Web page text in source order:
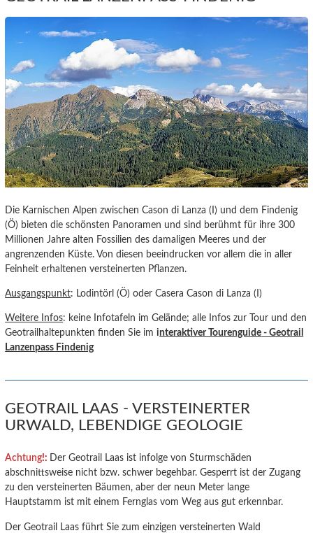
Die Karnischen Alpen zwischen Cason di Lanza (I) und dem Findenig
(Ö) bieten die schönsten Panoramen und sind berühmt für ihre 300
Millionen Jahre alten Fossilien des damaligen Meeres und der
angrenzenden Küste. Von diesen beeindrucken vor allem die in aller
Feinheit erhaltenen versteinerten Pflanzen.
Ausgangspunkt: Lodintörl (Ö) oder Casera Cason di Lanza (I)
Weitere Infos: keine Infotafeln im Gelände; alle Infos zur Tour und den
Geotrailhaltepunkten finden Sie iminteraktiver Tourenguide - Geotrail
Lanzenpass Findenig
GEOTRAIL LAAS - VERSTEINERTER
URWALD, LEBENDIGE GEOLOGIE
Achtung!: Der Geotrail Laas ist infolge von Sturmschäden
abschnittsweise nicht bzw. schwer begehbar. Gesperrt ist der Zugang
zu den versteinerten Bäumen, aber der neun Meter lange
Hauptstamm ist mit einem Fernglas vom Weg aus gut erkennbar.
Der Geotrail Laas führt Sie zum einzigen versteinerten Wald